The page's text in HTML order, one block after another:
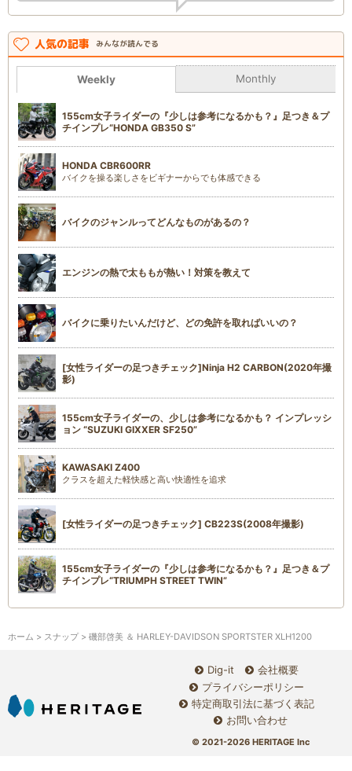
人気の記事 みんなが読んでる
Weekly Monthly
155cm女子ライダーの『少しは参考になるかも？』足つき＆プ
チインプレ“HONDA GB350 S”
HONDA CBR600RR
バイクを操る楽しさをビギナーからでも体感できる
バイクのジャンルってどんなものがあるの？
エンジンの熱で太ももが熱い！対策を教えて
バイクに乗りたいんだけど、どの免許を取ればいいの？
[女性ライダーの足つきチェック]Ninja H2 CARBON(2020年撮
影)
155cm女子ライダーの、少しは参考になるかも？ インプレッシ
ョン “SUZUKI GIXXER SF250”
KAWASAKI Z400
クラスを超えた軽快感と高い快適性を追求
[女性ライダーの足つきチェック] CB223S(2008年撮影)
155cm女子ライダーの『少しは参考になるかも？』足つき＆プ
チインプレ“TRIUMPH STREET TWIN”
ホーム > スナップ > 磯部啓美 ＆ HARLEY-DAVIDSON SPORTSTER XLH1200
Dig-it
会社概要
プライバシーポリシー
特定商取引法に基づく表記
お問い合わせ
© 2021-2026 HERITAGE Inc